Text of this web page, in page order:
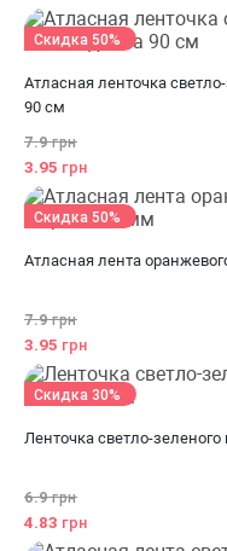
Атласная ленточка
90 см
7.9грн
3.95 грн
Скидка 50%
Атласная лента
7.9грн
3.95 грн
Скидка 50%
Ленточка светло-
6.9грн
4.83 грн
Скидка 30%